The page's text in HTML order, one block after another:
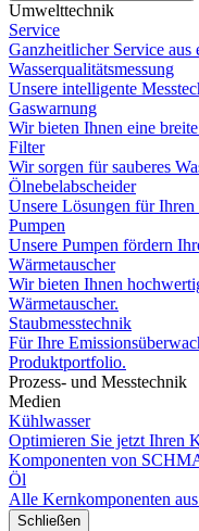
Umwelttechnik
Service
Ganzheitlicher Service aus
Wasserqualitätsmessung
Unsere intelligente
Gaswarnung
Wir bieten Ihnen eine
Filter
Wir sorgen für sauberes
Ölnebelabscheider
Unsere Lösungen für
Pumpen
Unsere Pumpen fördern
Wärmetauscher
Wir bieten Ihnen
Wärmetauscher.
Staubmesstechnik
Für Ihre
Produktportfolio.
Prozess- und Messtechnik
Medien
Kühlwasser
Optimieren Sie jetzt Ihren
Komponenten von
Öl
Alle Kernkomponenten
Schließen